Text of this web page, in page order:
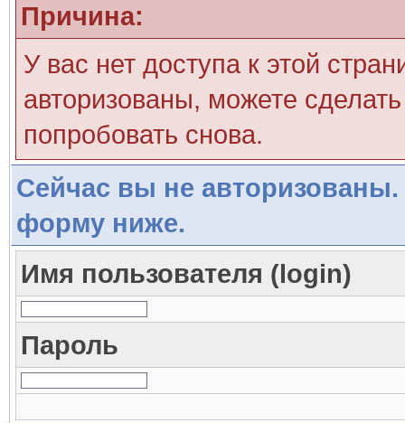
Причина:
У вас нет доступа к этой
авторизованы, можете
попробовать снова.
Сейчас вы не авторизованы.
форму ниже.
Имя пользователя (login)
Пароль